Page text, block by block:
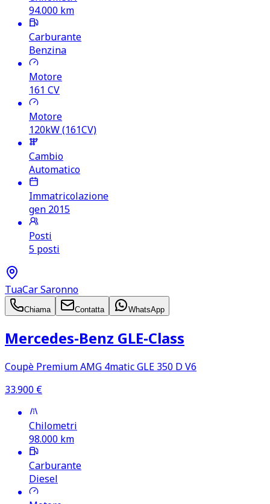
94.000 km
Carburante
Benzina
Motore
161 CV
Motore
120kW (161CV)
Cambio
Automatico
Immatricolazione
gen 2015
Posti
5 posti
TuaCar Saronno
Chiama Contatta WhatsApp
Mercedes‑Benz GLE‑Class
Coupè Premium AMG 4matic GLE 350 D V6
33.900 €
Chilometri
98.000 km
Carburante
Diesel